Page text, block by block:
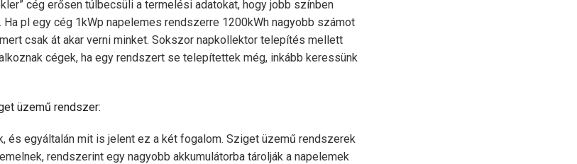
cég erősen túlbecsüli a termelési adatokat, hogy jobb színben
pl egy cég 1kWp napelemes rendszerre 1200kWh nagyobb számot
csak át akar verni minket. Sokszor napkollektor telepítés mellett
cégek, ha egy rendszert se telepítettek még, inkább keressünk
üzemű rendszer:
és egyáltalán mit is jelent ez a két fogalom. Sziget üzemű rendszerek
rendszerint egy nagyobb akkumulátorba tárolják a napelemek